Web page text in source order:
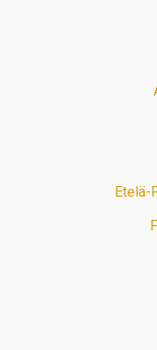
Etelä-